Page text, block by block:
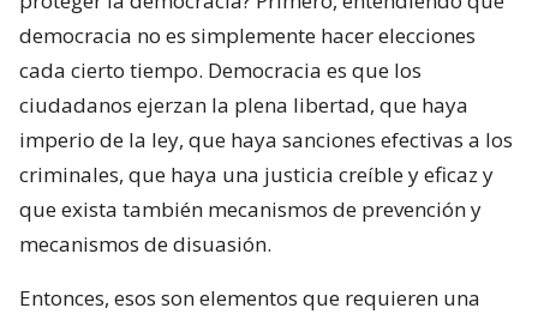
democracia no es simplemente hacer elecciones
cada cierto tiempo. Democracia es que los
ciudadanos ejerzan la plena libertad, que haya
imperio de la ley, que haya sanciones efectivas a los
criminales, que haya una justicia creíble y eficaz y
que exista también mecanismos de prevención y
mecanismos de disuasión.
Entonces, esos son elementos que requieren una